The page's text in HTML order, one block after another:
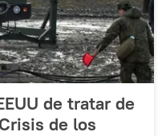
de tratar de
de los